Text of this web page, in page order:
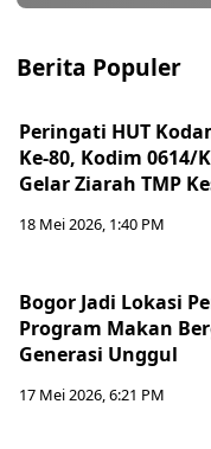
Berita Populer
Peringati HUT
Ke-80, Kodim 0614/
Gelar Ziarah TMP
18 Mei 2026, 1:40 PM
Bogor Jadi Lokasi
Program Makan
Generasi Unggul
17 Mei 2026, 6:21 PM